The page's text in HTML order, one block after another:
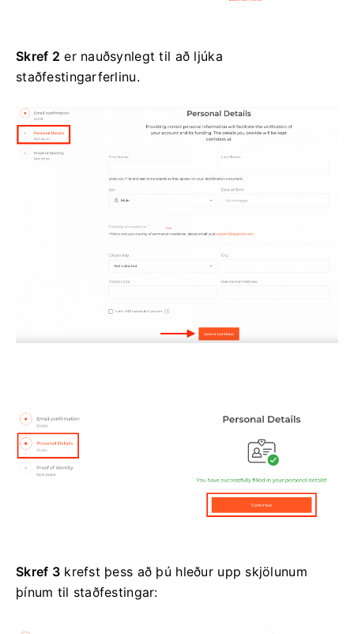
Skref 2 er nauðsynlegt til að ljúka
staðfestingarferlinu.
Skref 3krefst þess að þú hleður upp skjölunum
þínum til staðfestingar: